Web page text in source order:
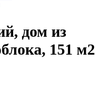
дом из
151 м2